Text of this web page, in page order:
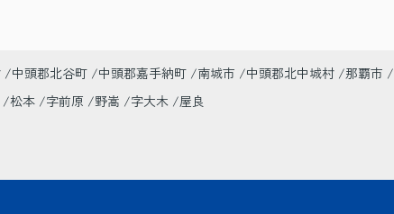
中頭郡北谷町 中頭郡嘉手納町 南城市 中頭郡北中城村 那覇市
松本 字前原 野嵩 字大木
屋良